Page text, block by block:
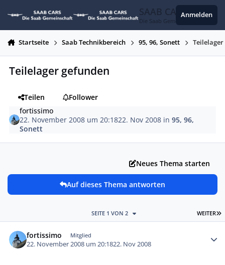
SAAB CARS
Die Saab Gemeinschaft
Anmelden
Startseite Saab Technikbereich 95, 96, Sonett
Teilelager gefunden
Teilen
Follower
fortissimo
22. November 2008 um 20:1822. Nov 2008 in95, 96,
Sonett
Neues Thema starten
Auf dieses Thema antworten
WEITER
SEITE 1 VON 2
fortissimo Mitglied
22. November 2008 um 20:1822. Nov 2008